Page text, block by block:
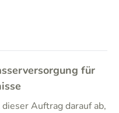
für
Auftrag darauf ab,